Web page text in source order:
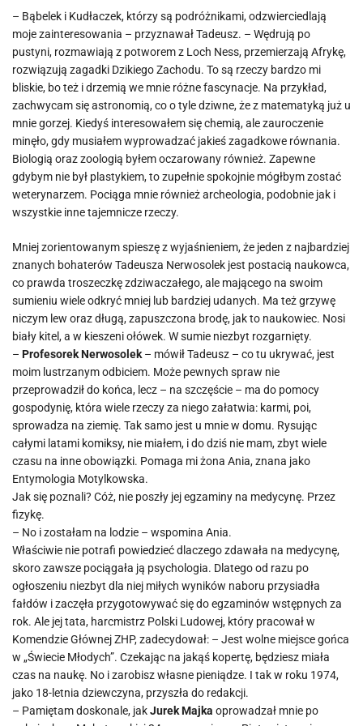
– Bąbelek i Kudłaczek, którzy są podróżnikami, odzwierciedlają
moje zainteresowania – przyznawał Tadeusz. – Wędrują po
pustyni, rozmawiają z potworem z Loch Ness, przemierzają Afrykę,
rozwiązują zagadki Dzikiego Zachodu. To są rzeczy bardzo mi
bliskie, bo też i drzemią we mnie różne fascynacje. Na przykład,
zachwycam się astronomią, co o tyle dziwne, że z matematyką już u
mnie gorzej. Kiedyś interesowałem się chemią, ale zauroczenie
minęło, gdy musiałem wyprowadzać jakieś zagadkowe równania.
Biologią oraz zoologią byłem oczarowany również. Zapewne
gdybym nie był plastykiem, to zupełnie spokojnie mógłbym zostać
weterynarzem. Pociąga mnie również archeologia, podobnie jak i
wszystkie inne tajemnicze rzeczy.
Mniej zorientowanym spieszę z wyjaśnieniem, że jeden z najbardziej
znanych bohaterów Tadeusza Nerwosolek jest postacią naukowca,
co prawda troszeczkę zdziwaczałego, ale mającego na swoim
sumieniu wiele odkryć mniej lub bardziej udanych. Ma też grzywę
niczym lew oraz długą, zapuszczona brodę, jak to naukowiec. Nosi
biały kitel, a w kieszeni ołówek. W sumie niezbyt rozgarnięty.
– Profesorek Nerwosolek – mówił Tadeusz – co tu ukrywać, jest
moim lustrzanym odbiciem. Może pewnych spraw nie
przeprowadził do końca, lecz – na szczęście – ma do pomocy
gospodynię, która wiele rzeczy za niego załatwia: karmi, poi,
sprowadza na ziemię. Tak samo jest u mnie w domu. Rysując
całymi latami komiksy, nie miałem, i do dziś nie mam, zbyt wiele
czasu na inne obowiązki. Pomaga mi żona Ania, znana jako
Entymologia Motylkowska.
Jak się poznali? Cóż, nie poszły jej egzaminy na medycynę. Przez
fizykę.
– No i zostałam na lodzie – wspomina Ania.
Właściwie nie potrafi powiedzieć dlaczego zdawała na medycynę,
skoro zawsze pociągała ją psychologia. Dlatego od razu po
ogłoszeniu niezbyt dla niej miłych wyników naboru przysiadła
fałdów i zaczęła przygotowywać się do egzaminów wstępnych za
rok. Ale jej tata, harcmistrz Polski Ludowej, który pracował w
Komendzie Głównej ZHP, zadecydował: – Jest wolne miejsce gońca
w „Świecie Młodych”. Czekając na jakąś kopertę, będziesz miała
czas na naukę. No i zarobisz własne pieniądze. I tak w roku 1974,
jako 18-letnia dziewczyna, przyszła do redakcji.
– Pamiętam doskonale, jakJurek Majka oprowadzał mnie po